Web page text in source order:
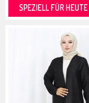
SPEZIELL FÜR HEUTE